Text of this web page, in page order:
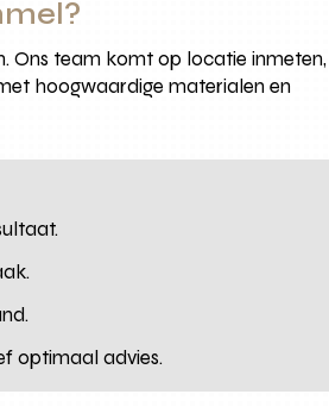
Ons team komt op locatie inmeten,
hoogwaardige materialen en
optimaal advies.